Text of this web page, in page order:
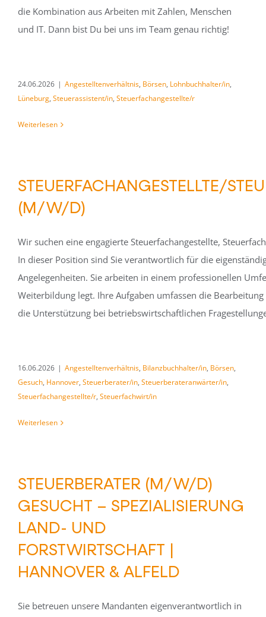
die Kombination aus Arbeiten mit Zahlen, Menschen
und IT. Dann bist Du bei uns im Team genau richtig!
24.06.2026 | Angestelltenverhältnis, Börsen, Lohnbuchhalter/in,
Lüneburg, Steuerassistent/in, Steuerfachangestellte/r
Weiterlesen
STEUERFACHANGESTELLTE/
(M/W/D)
Wir suchen eine engagierte Steuerfachangestellte,
In dieser Position sind Sie verantwortlich für die
Angelegenheiten. Sie arbeiten in einem professionellen
Weiterbildung legt. Ihre Aufgaben umfassen die
die Unterstützung bei betriebswirtschaftlichen
16.06.2026 | Angestelltenverhältnis, Bilanzbuchhalter/in, Börsen,
Gesuch, Hannover, Steuerberater/in, Steuerberateranwärter/in,
Steuerfachangestellte/r, Steuerfachwirt/in
Weiterlesen
STEUERBERATER (M/W/D)
GESUCHT – SPEZIALISIERUNG
LAND- UND
FORSTWIRTSCHAFT |
HANNOVER & ALFELD
Sie betreuen unsere Mandanten eigenverantwortlich in